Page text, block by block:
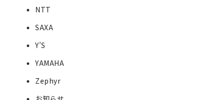
NTT
SAXA
Y'S
YAMAHA
Zephyr